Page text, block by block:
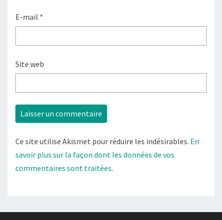
E-mail *
Site web
Ce site utilise Akismet pour réduire les indésirables. En
savoir plus sur la façon dont les données de vos
commentaires sont traitées.